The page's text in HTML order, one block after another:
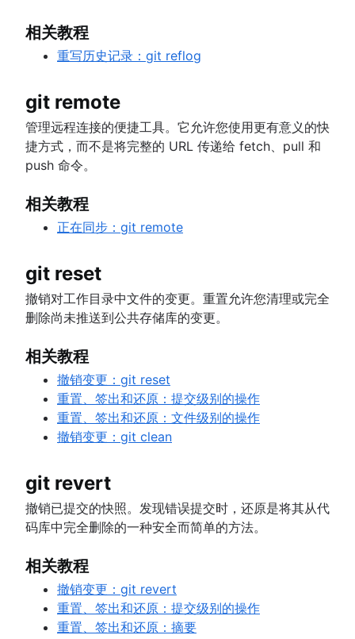
相关教程
重写历史记录：git reflog
git remote
管理远程连接的便捷工具。它允许您使用更有意义的快
捷方式，而不是将完整的 URL 传递给 fetch、pull 和
push 命令。
相关教程
正在同步：git remote
git reset
撤销对工作目录中文件的变更。重置允许您清理或完全
删除尚未推送到公共存储库的变更。
相关教程
撤销变更：git reset
重置、签出和还原：提交级别的操作
重置、签出和还原：文件级别的操作
撤销变更：git clean
git revert
撤销已提交的快照。发现错误提交时，还原是将其从代
码库中完全删除的一种安全而简单的方法。
相关教程
撤销变更：git revert
重置、签出和还原：提交级别的操作
重置、签出和还原：摘要